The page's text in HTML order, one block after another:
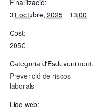
Finalització:
31 octubre, 2025 - 13:00
Cost:
205€
Categoria d'Esdeveniment:
Prevenció de riscos
laborals
Lloc web: